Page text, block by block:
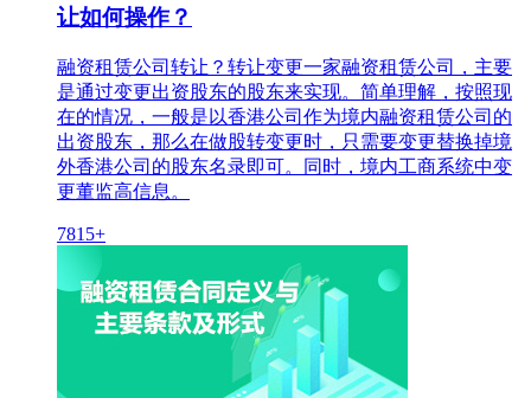
让如何操作？
融资租赁公司转让？转让变更一家融资租赁公司，主要
是通过变更出资股东的股东来实现。简单理解，按照现
在的情况，一般是以香港公司作为境内融资租赁公司的
出资股东，那么在做股转变更时，只需要变更替换掉境
外香港公司的股东名录即可。同时，境内工商系统中变
更董监高信息。
7815+